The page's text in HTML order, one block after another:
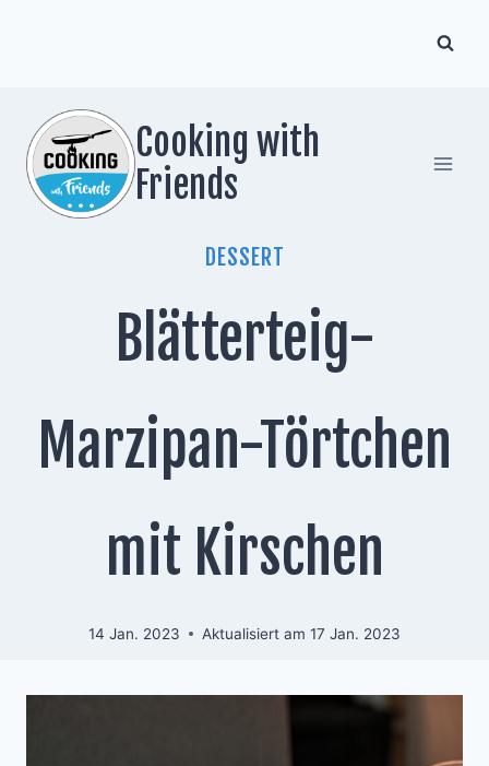
Cooking with
Friends
DESSERT
Blätterteig-
Marzipan-Törtchen
mit Kirschen
14 Jan. 2023 Aktualisiert am 17 Jan. 2023